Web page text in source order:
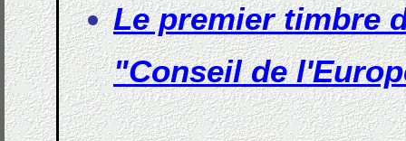
Le premier timbre
"Conseil de